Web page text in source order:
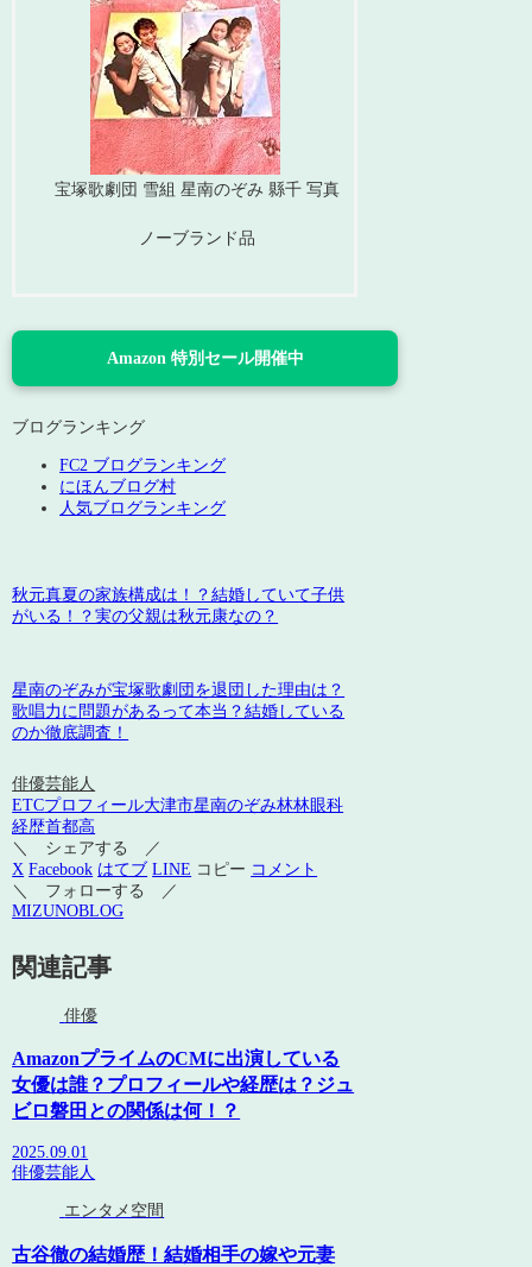
宝塚歌劇団 雪組 星南のぞみ 縣千 写真
ノーブランド品
Amazon 特別セール開催中
ブログランキング
FC2 ブログランキング
にほんブログ村
人気ブログランキング
秋元真夏の家族構成は！？結婚していて子供
がいる！？実の父親は秋元康なの？
星南のぞみが宝塚歌劇団を退団した理由は？
歌唱力に問題があるって本当？結婚している
のか徹底調査！
俳優芸能人
ETCプロフィール大津市星南のぞみ林林眼科
経歴首都高
＼ シェアする ／
X Facebook はてブ LINE コピー コメント
＼ フォローする ／
MIZUNOBLOG
関連記事
俳優
AmazonプライムのCMに出演している
女優は誰？プロフィールや経歴は？ジュ
ビロ磐田との関係は何！？
2025.09.01
俳優芸能人
エンタメ空間
古谷徹の結婚歴！結婚相手の嫁や元妻